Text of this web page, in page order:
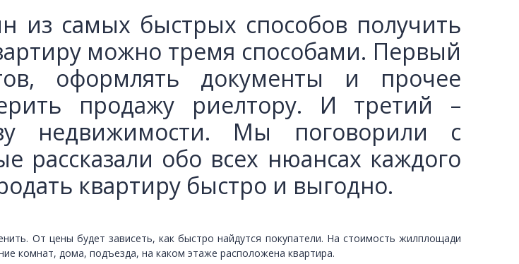
из самых быстрых способов получить
можно тремя способами. Первый
оформлять документы и прочее
продажу риелтору. И третий –
недвижимости. Мы поговорили с
рассказали обо всех нюансах каждого
квартиру быстро и выгодно.
От цены будет зависеть, как быстро найдутся покупатели. На стоимость жилплощади
комнат, дома, подъезда, на каком этаже расположена квартира.